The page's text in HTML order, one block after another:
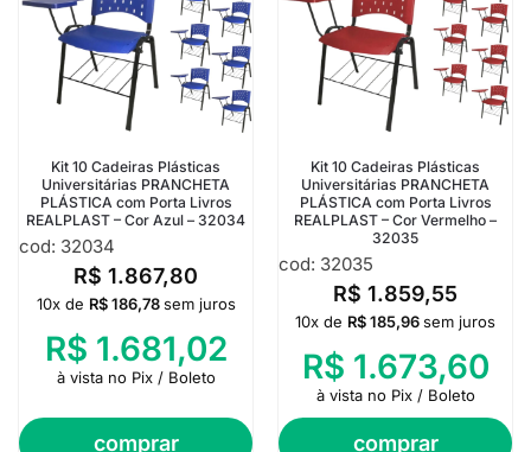
Kit 10 Cadeiras Plásticas
Universitárias PRANCHETA
PLÁSTICA com Porta Livros
REALPLAST – Cor Azul – 32034
cod: 32034
R$ 1.867,80
comprar
10x de R$186,78 sem juros
R$ 1.681,02
à vista no Pix / Boleto
Kit 10 Cadeiras Plásticas
Universitárias PRANCHETA
PLÁSTICA com Porta Livros
REALPLAST – Cor Vermelho –
32035
cod: 32035
R$ 1.859,55
comprar
10x de R$185,96sem juros
R$ 1.673,60
à vista no Pix / Boleto